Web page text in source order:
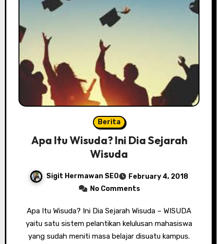
Berita
Apa Itu Wisuda? Ini Dia Sejarah
Wisuda
Sigit Hermawan SEO
February 4, 2018
No Comments
Apa Itu Wisuda? Ini Dia Sejarah Wisuda – WISUDA
yaitu satu sistem pelantikan kelulusan mahasiswa
yang sudah meniti masa belajar disuatu kampus.